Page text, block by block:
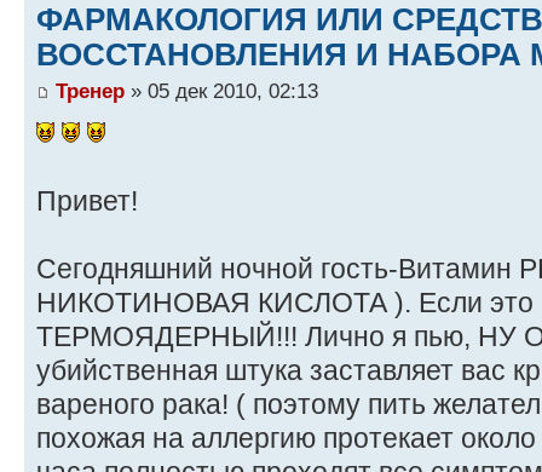
ФАРМАКОЛОГИЯ ИЛИ
ВОССТАНОВЛЕНИЯ И НАБОРА
Тренер » 05 дек 2010, 02:13
Привет!
Сегодняшний ночной гость-Витамин
НИКОТИНОВАЯ КИСЛОТА ). Если это
ТЕРМОЯДЕРНЫЙ!!! Лично я пью, НУ
убийственная штука заставляет вас
вареного рака! ( поэтому пить
похожая на аллергию протекает